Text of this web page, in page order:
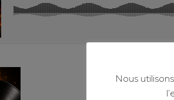
Nous